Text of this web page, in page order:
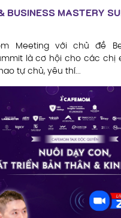
BUSINESS MASTERY
Meeting với chủ đề
là cơ hội cho các chị
tự chủ, yêu thí...